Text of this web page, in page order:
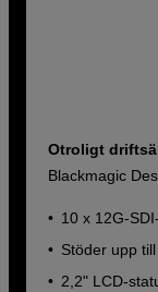
Otroligt
Blackmagic
10 x 12G-
Stöder upp
2,2" LCD-